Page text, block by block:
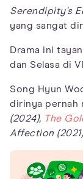
Serendipity's
yang sangat
Drama ini
dan Selasa di
Song Hyun
dirinya pernah
(2024), The
Affection